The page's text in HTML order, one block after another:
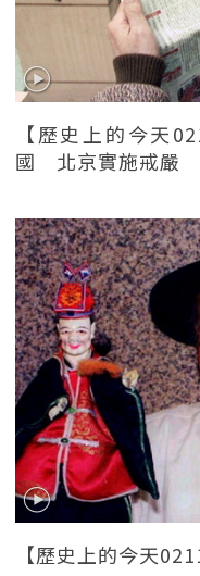
【歷史上的今天
國 北京實施戒嚴
【歷史上的今天